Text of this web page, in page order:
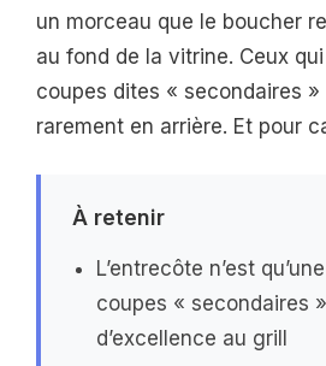
un morceau que le boucher
au fond de la vitrine. Ceux
coupes dites « secondaires
rarement en arrière. Et pour
À retenir
L’entrecôte n’est
coupes « secondaires
d’excellence au grill